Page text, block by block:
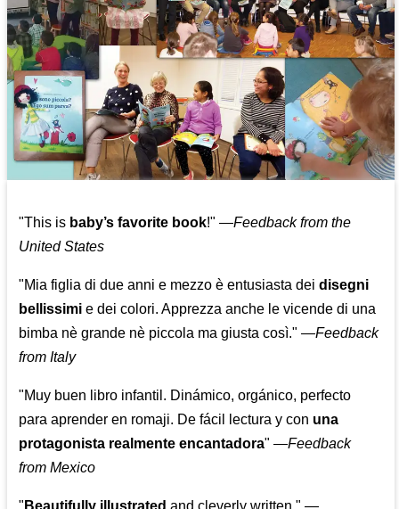
"This is baby’s favorite book!" —Feedback from the
United States
"Mia figlia di due anni e mezzo è entusiasta deidisegni
bellissimi e dei colori. Apprezza anche le vicende di una
bimba nè grande nè piccola ma giusta così." —Feedback
from Italy
"Muy buen libro infantil. Dinámico, orgánico, perfecto
para aprender en romaji. De fácil lectura y con una
protagonista realmente encantadora" —Feedback
from Mexico